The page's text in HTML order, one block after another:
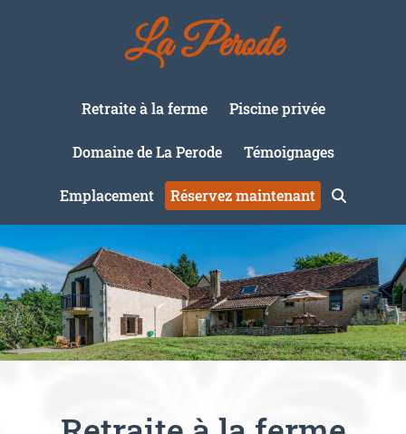
La Perode
Retraite à la ferme Piscine privée
Domaine de La Perode Témoignages
Emplacement Réservez maintenant